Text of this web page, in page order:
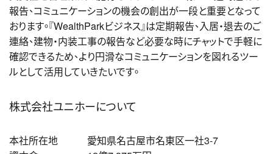
報告、コミュニケーションの機会の創出が一段と重要となって
おります。『WealthParkビジネス』は定期報告、入居・退去のご
連絡、建物・内装工事の報告など必要な時にチャットで手軽に
確認できるため、より円滑なコミュニケーションを図れるツー
ルとして活用していきたいです。
株式会社ユニホーについて
本社所在地 愛知県名古屋市名東区一社3-7